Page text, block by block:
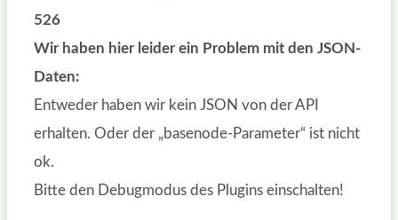
526
Wir haben hier leider ein Problem mit den JSON-
Daten:
Entweder haben wir kein JSON von der API
erhalten. Oder der „basenode-Parameter“ ist nicht
ok.
Bitte den Debugmodus des Plugins einschalten!